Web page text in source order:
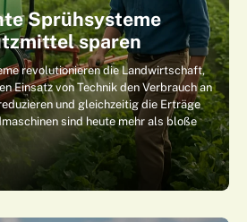
Sprühsysteme
sparen
revolutionieren die Landwirtschaft,
Einsatz von Technik den Verbrauch an
und gleichzeitig die Erträge
sind heute mehr als bloße